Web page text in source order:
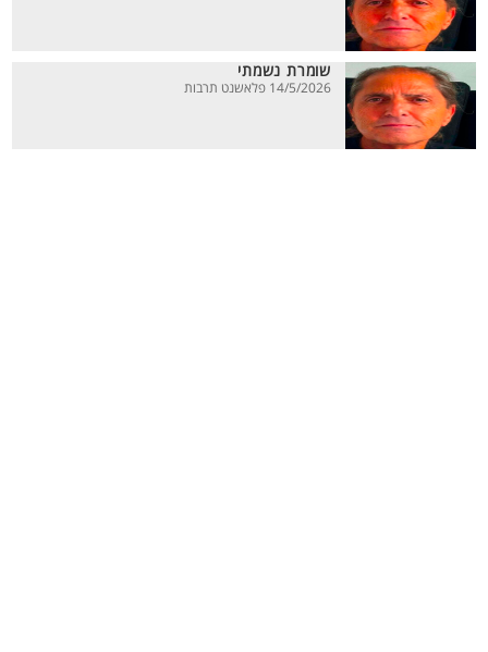
שומרת נשמתי
14/5/2026 פלאשנט תרבות